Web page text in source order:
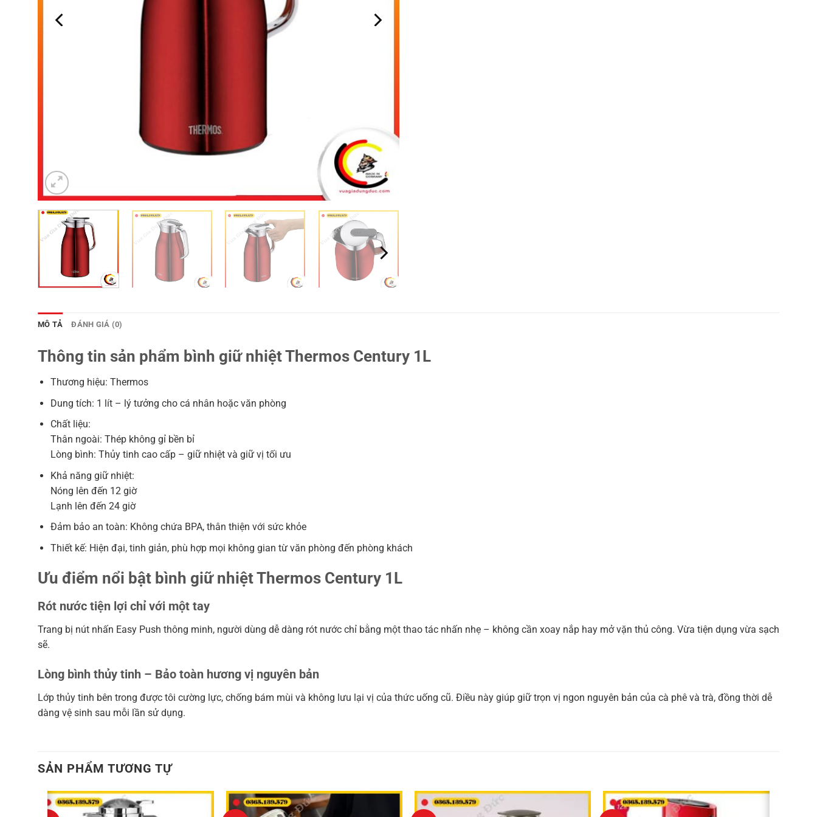
MÔ TẢ ĐÁNH GIÁ (0)
Thông tin sản phẩm bình giữ nhiệt Thermos Century 1L
Thương hiệu: Thermos
Dung tích: 1 lít – lý tưởng cho cá nhân hoặc văn phòng
Chất liệu:
Thân ngoài: Thép không gỉ bền bỉ
Lòng bình: Thủy tinh cao cấp – giữ nhiệt và giữ vị tối ưu
Khả năng giữ nhiệt:
Nóng lên đến 12 giờ
Lạnh lên đến 24 giờ
Đảm bảo an toàn: Không chứa BPA, thân thiện với sức khỏe
Thiết kế: Hiện đại, tinh giản, phù hợp mọi không gian từ văn phòng đến phòng khách
Ưu điểm nổi bật bình giữ nhiệt Thermos Century 1L
Rót nước tiện lợi chỉ với một tay
Trang bị nút nhấn Easy Push thông minh, người dùng dễ dàng rót nước chỉ bằng một thao tác nhấn nhẹ – không cần xoay nắp hay mở vặn thủ công. Vừa tiện dụng vừa sạch
sẽ.
Lòng bình thủy tinh – Bảo toàn hương vị nguyên bản
Lớp thủy tinh bên trong được tôi cường lực, chống bám mùi và không lưu lại vị của thức uống cũ. Điều này giúp giữ trọn vị ngon nguyên bản của cà phê và trà, đồng thời dễ
dàng vệ sinh sau mỗi lần sử dụng.
SẢN PHẨM TƯƠNG TỰ